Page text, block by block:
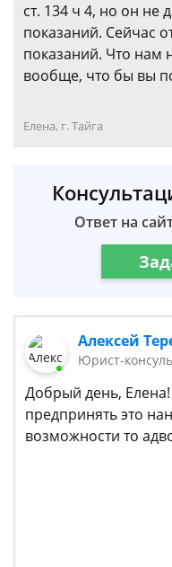
ст. 134 ч 4, но он не
показаний. Сейчас
показаний. Что нам
вообще, что бы вы
Елена, г. Тайга
Ответ на
Алексей
Юрист-
Добрый день,
предпринять это
возможности то